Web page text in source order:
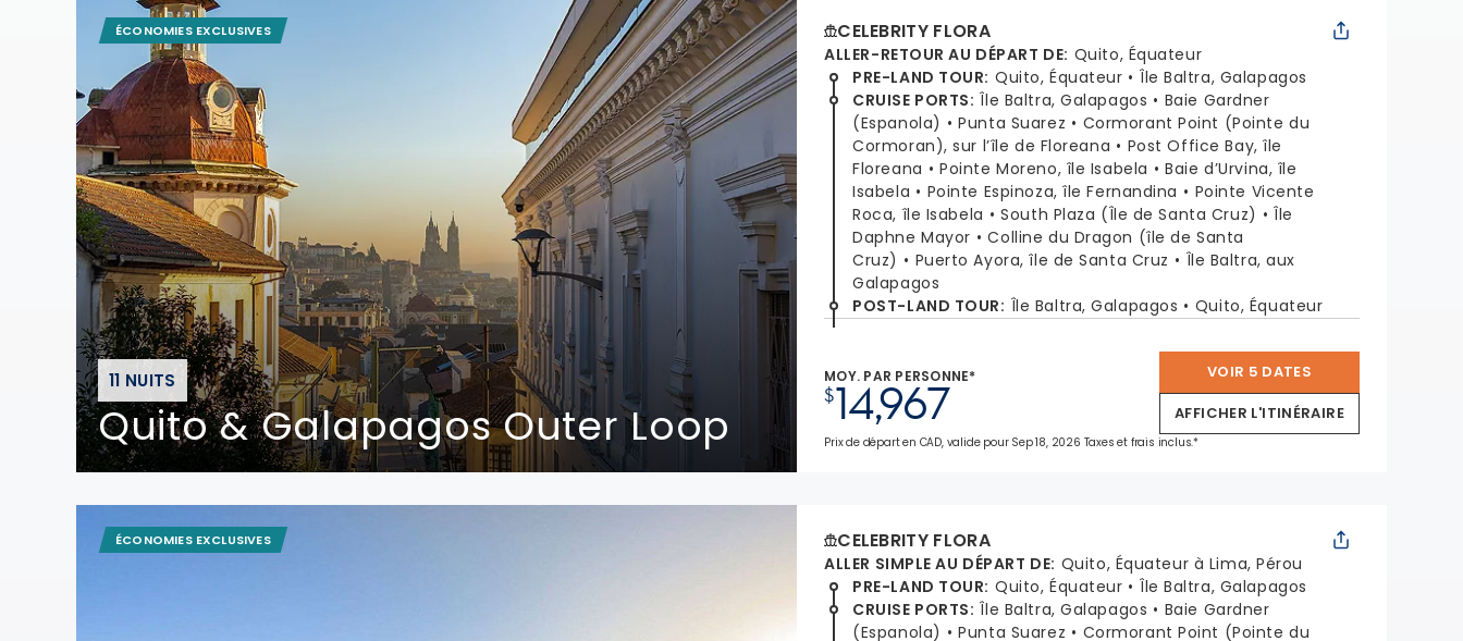
11 NUITS
Quito & Galapagos Outer Loop
ÉCONOMIES EXCLUSIVES CELEBRITY FLORA
ALLER-RETOUR AU DÉPART DE: Quito, Équateur
PRE-LAND TOUR: Quito, Équateur
Île Baltra, Galapagos
CRUISE PORTS: Île Baltra, Galapagos
Baie Gardner
(Espanola)
Punta Suarez
Cormorant Point (Pointe du
Cormoran), sur l’île de Floreana
Post Office Bay, île
Floreana
Pointe Moreno, île Isabela
Baie d’Urvina, île
Isabela
Pointe Espinoza, île Fernandina
Pointe Vicente
Roca, île Isabela
South Plaza (Île de Santa Cruz)
Île
Daphne Mayor
Colline du Dragon (île de Santa
Cruz)
Puerto Ayora, île de Santa Cruz
Île Baltra, aux
Galapagos
POST-LAND TOUR: Île Baltra, Galapagos Quito, Équateur
MOY. PAR PERSONNE*
$14,967
VOIR 5 DATES
AFFICHER L'ITINÉRAIRE
Prix de départ en CAD, valide pour Sep 18, 2026 Taxes et frais inclus.*
ÉCONOMIES EXCLUSIVES CELEBRITY FLORA
ALLER SIMPLE AU DÉPART DE: Quito, Équateur à Lima, Pérou
PRE-LAND TOUR: Quito, Équateur
Île Baltra, Galapagos
CRUISE PORTS: Île Baltra, Galapagos
Baie Gardner
(Espanola)
Punta Suarez
Cormorant Point (Pointe du